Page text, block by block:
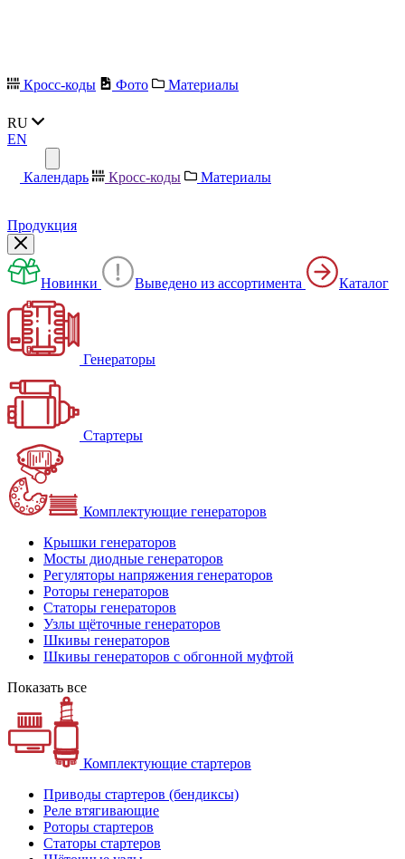
Кросс-коды Фото Материалы
RU
EN
Календарь Кросс-коды Материалы
Продукция
Новинки Выведено из ассортимента Каталог
Генераторы
Стартеры
Комплектующие генераторов
Крышки генераторов
Мосты диодные генераторов
Регуляторы напряжения генераторов
Роторы генераторов
Статоры генераторов
Узлы щёточные генераторов
Шкивы генераторов
Шкивы генераторов с обгонной муфтой
Показать все
Комплектующие стартеров
Приводы стартеров (бендиксы)
Реле втягивающие
Роторы стартеров
Статоры стартеров